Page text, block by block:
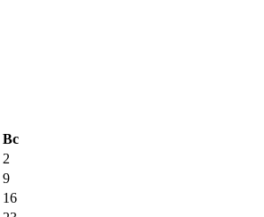
Вс
2
9
16